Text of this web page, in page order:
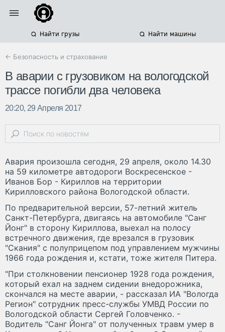
Найти грузы Найти машины
← Безопасность и страхование
В аварии с грузовиком на вологодской
трассе погибли два человека
20:20, 29 Апреля 2017
Авария произошла сегодня, 29 апреля, около 14.30
на 59 километре автодороги Воскресенское -
Иванов Бор - Кириллов на территории
Кирилловского района Вологодской области.
По предварительной версии, 57-летний житель
Санкт-Петербурга, двигаясь на автомобиле "Санг
Йонг" в сторону Кириллова, выехал на полосу
встречного движения, где врезался в грузовик
"Скания" с полуприцепом под управлением мужчины
1966 года рождения и, кстати, тоже жителя Питера.
"При столкновении пенсионер 1928 года рождения,
который ехал на заднем сидении внедорожника,
скончался на месте аварии, - рассказал ИА "Вологда
Регион" сотрудник пресс-службы УМВД России по
Вологодской области Сергей Головченко. -
Водитель "Санг Йонга" от полученных травм умер в